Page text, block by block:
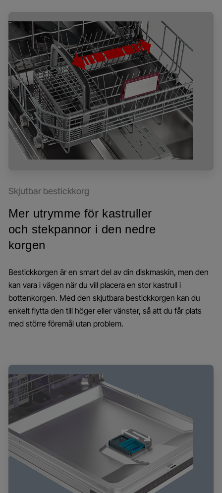
Skjutbar bestickkorg
Mer utrymme för kastruller
och stekpannor i den nedre
korgen
Bestickkorgen är en smart del av din diskmaskin, men den
kan vara i vägen när du vill placera en stor kastrull i
bottenkorgen. Med den skjutbara bestickkorgen kan du
enkelt flytta den till höger eller vänster, så att du får plats
med större föremål utan problem.